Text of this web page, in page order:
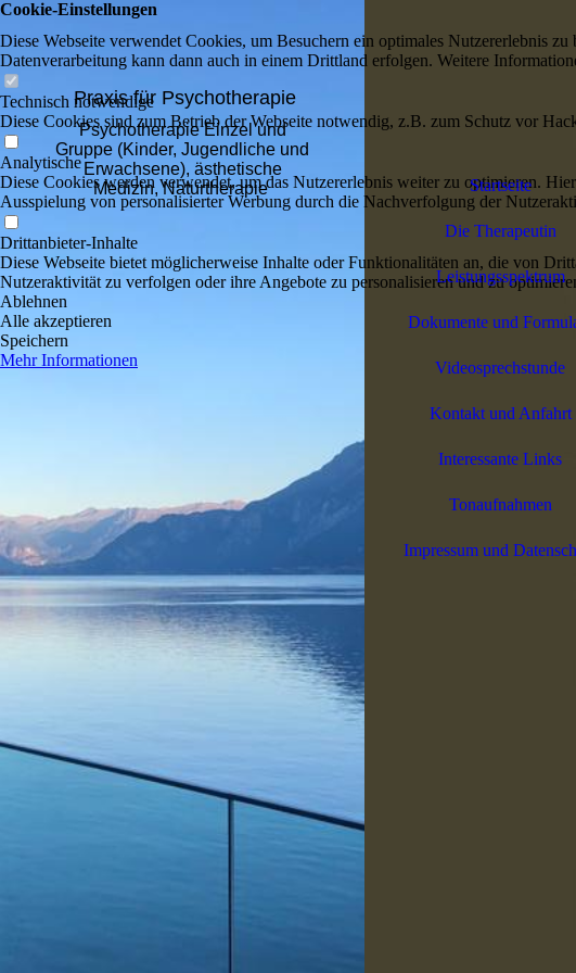
Praxis für Psychotherapie
Psychotherapie Einzel und
Gruppe (Kinder, Jugendliche und
Erwachsene), ästhetische
Medizin,Naturtherapie Startseite
Die Therapeutin
Leistungsspektrum
Dokumente und
Videosprechstunde
Kontakt und Anfahrt
Interessante Links
Tonaufnahmen
Impressum und
Cookie-Einstellungen
Diese Webseite verwendet Cookies, um Besuchern ein optimales Nutzererlebnis
Datenverarbeitung kann dann auch in einem Drittland erfolgen. Weitere
Technisch notwendige
Diese Cookies sind zum Betrieb der Webseite notwendig, z.B. zum Schutz vor
Analytische
Diese Cookies werden verwendet, um das Nutzererlebnis weiter zu optimieren.
Ausspielung von personalisierter Werbung durch die Nachverfolgung der
Drittanbieter-Inhalte
Diese Webseite bietet möglicherweise Inhalte oder Funktionalitäten an, die von
Nutzeraktivität zu verfolgen oder ihre Angebote zu personalisieren und zu
Ablehnen
Alle akzeptieren
Speichern
Mehr Informationen